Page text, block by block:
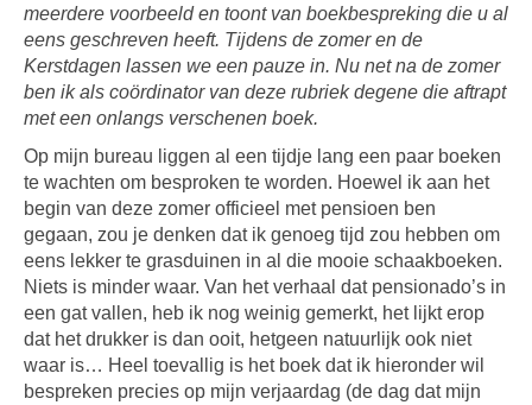
meerdere voorbeeld en toont van boekbespreking die u al
eens geschreven heeft. Tijdens de zomer en de
Kerstdagen lassen we een pauze in. Nu net na de zomer
ben ik als coördinator van deze rubriek degene die aftrapt
met een onlangs verschenen boek.
Op mijn bureau liggen al een tijdje lang een paar boeken
te wachten om besproken te worden. Hoewel ik aan het
begin van deze zomer officieel met pensioen ben
gegaan, zou je denken dat ik genoeg tijd zou hebben om
eens lekker te grasduinen in al die mooie schaakboeken.
Niets is minder waar. Van het verhaal dat pensionado’s in
een gat vallen, heb ik nog weinig gemerkt, het lijkt erop
dat het drukker is dan ooit, hetgeen natuurlijk ook niet
waar is… Heel toevallig is het boek dat ik hieronder wil
bespreken precies op mijn verjaardag (de dag dat mijn